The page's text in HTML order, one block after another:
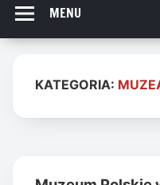
MENU
KATEGORIA: